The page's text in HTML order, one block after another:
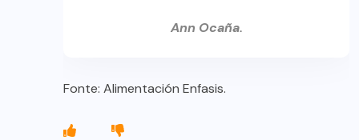
Ann Ocaña.
Fonte: Alimentación Enfasis.